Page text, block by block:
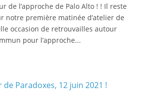
de l’approche de Palo Alto ! ! Il reste
notre première matinée d’atelier de
occasion de retrouvailles autour
pour l’approche...
Paradoxes, 12 juin 2021 !